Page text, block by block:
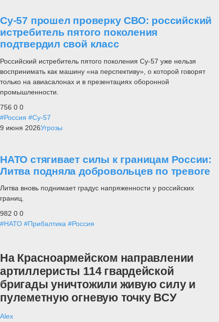
Су-57 прошел проверку СВО: российский
истребитель пятого поколения
подтвердил свой класс
Российский истребитель пятого поколения Су-57 уже нельзя
воспринимать как машину «на перспективу», о которой говорят
только на авиасалонах и в презентациях оборонной
промышленности.
756 0 0
#Россия #Су-57
9 июня 2026Угрозы
НАТО стягивает силы к границам России:
Литва подняла добровольцев по тревоге
Литва вновь поднимает градус напряженности у российских
границ.
982 0 0
#НАТО #Прибалтика #Россия
На Красноармейском направлении
артиллеристы 114 гвардейской
бригады уничтожили живую силу и
пулеметную огневую точку ВСУ
Alex